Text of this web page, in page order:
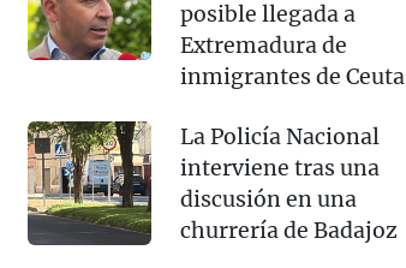
posible llegada a
Extremadura de
inmigrantes de Ceuta
La Policía Nacional
interviene tras una
discusión en una
churrería de Badajoz